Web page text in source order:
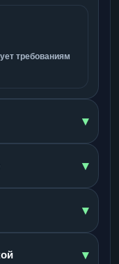
требованиям
▾
▾
▾
▾